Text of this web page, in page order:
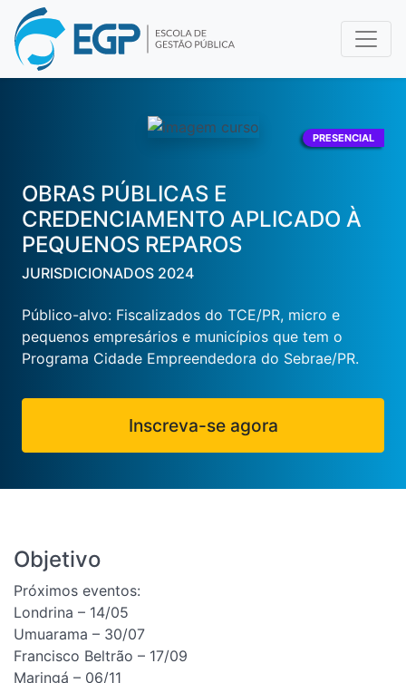
PRESENCIAL
OBRAS PÚBLICAS E
CREDENCIAMENTO APLICADO À
PEQUENOS REPAROS
JURISDICIONADOS 2024
Público-alvo: Fiscalizados do TCE/PR, micro e
pequenos empresários e municípios que tem o
Programa Cidade Empreendedora do Sebrae/PR.
Inscreva-se agora
Objetivo
Próximos eventos:
Londrina – 14/05
Umuarama – 30/07
Francisco Beltrão – 17/09
Maringá – 06/11